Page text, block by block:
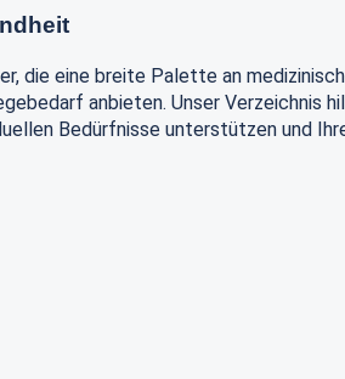
die eine breite Palette an
anbieten. Unser Verzeichnis
Bedürfnisse unterstützen und